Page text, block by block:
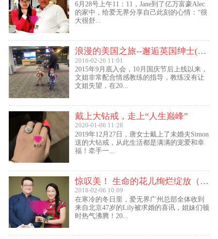
6月28号上午11：11，Jane到了亿万富豪Alec
的家中，给爱无界分享自己此刻的心情：“很
大很舒...
浪漫的美国之旅--邂逅英国绅士(文姐与Kent的见面动态）
2016-02-26 11:01
2015年9月底入会，10月国庆节后上线以来，
文姐非常配合情感教练的指导，教练没有让
文姐失望，在20...
戴上大钻戒，走上“人生巅峰”
2020-01-06 11:28
2019年12月27日，唐女士戴上了未婚夫Simon
送的大钻戒，从此生活都是满满的宠爱和幸
福！牵手一...
惊叹美！ 生命的花儿绚烂绽放（47岁的Lily结婚啦！）
2018-02-06 10:09
在寒冷的冬日里，爱无界广州总部全体收到
来自北京47岁的Lily被求婚的喜讯，姐妹们顿
时热气沸腾！20...